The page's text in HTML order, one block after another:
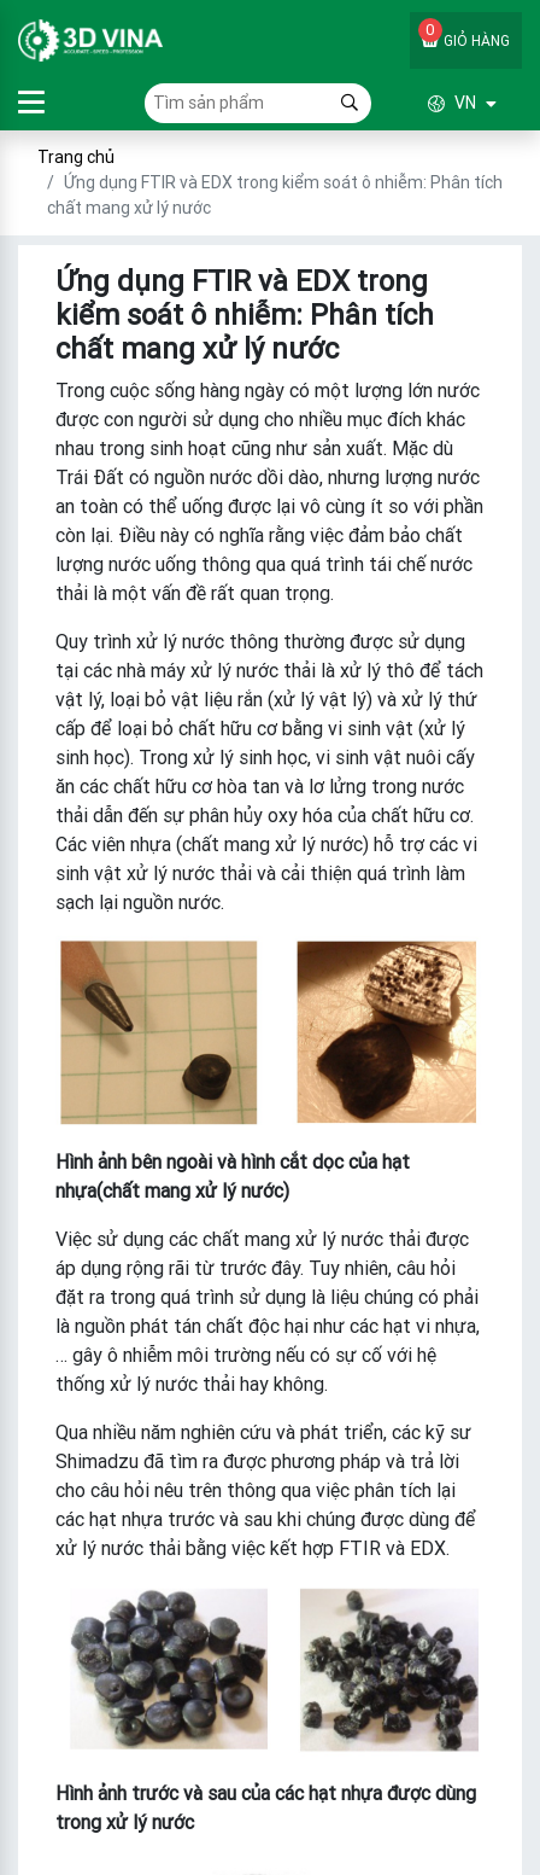
GIỎ HÀNG
0
VN
Trang chủ
Ứng dụng FTIR và EDX trong kiểm soát ô nhiễm: Phân tích
chất mang xử lý nước
Ứng dụng FTIR và EDX trong
kiểm soát ô nhiễm: Phân tích
chất mang xử lý nước
Trong cuộc sống hàng ngày có một lượng lớn nước
được con người sử dụng cho nhiều mục đích khác
nhau trong sinh hoạt cũng như sản xuất. Mặc dù
Trái Đất có nguồn nước dồi dào, nhưng lượng nước
an toàn có thể uống được lại vô cùng ít so với phần
còn lại. Điều này có nghĩa rằng việc đảm bảo chất
lượng nước uống thông qua quá trình tái chế nước
thải là một vấn đề rất quan trọng.
Quy trình xử lý nước thông thường được sử dụng
tại các nhà máy xử lý nước thải là xử lý thô để tách
vật lý, loại bỏ vật liệu rắn (xử lý vật lý) và xử lý thứ
cấp để loại bỏ chất hữu cơ bằng vi sinh vật (xử lý
sinh học). Trong xử lý sinh học, vi sinh vật nuôi cấy
ăn các chất hữu cơ hòa tan và lơ lửng trong nước
thải dẫn đến sự phân hủy oxy hóa của chất hữu cơ.
Các viên nhựa (chất mang xử lý nước) hỗ trợ các vi
sinh vật xử lý nước thải và cải thiện quá trình làm
sạch lại nguồn nước.
Hình ảnh bên ngoài và hình cắt dọc của hạt
nhựa(chất mang xử lý nước)
Việc sử dụng các chất mang xử lý nước thải được
áp dụng rộng rãi từ trước đây. Tuy nhiên, câu hỏi
đặt ra trong quá trình sử dụng là liệu chúng có phải
là nguồn phát tán chất độc hại như các hạt vi nhựa,
… gây ô nhiễm môi trường nếu có sự cố với hệ
thống xử lý nước thải hay không.
Qua nhiều năm nghiên cứu và phát triển, các kỹ sư
Shimadzu đã tìm ra được phương pháp và trả lời
cho câu hỏi nêu trên thông qua việc phân tích lại
các hạt nhựa trước và sau khi chúng được dùng để
xử lý nước thải bằng việc kết hợp FTIR và EDX.
Hình ảnh trước và sau của các hạt nhựa được dùng
trong xử lý nước